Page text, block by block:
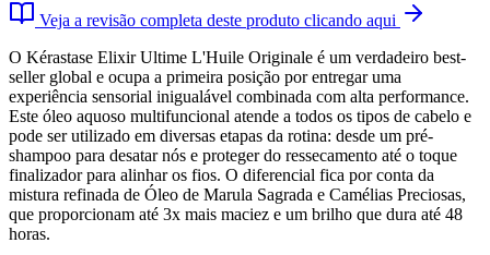
Veja a revisão completa deste produto clicando aqui
O Kérastase Elixir Ultime L'Huile Originale é um verdadeiro best-
seller global e ocupa a primeira posição por entregar uma
experiência sensorial inigualável combinada com alta performance.
Este óleo aquoso multifuncional atende a todos os tipos de cabelo e
pode ser utilizado em diversas etapas da rotina: desde um pré-
shampoo para desatar nós e proteger do ressecamento até o toque
finalizador para alinhar os fios. O diferencial fica por conta da
mistura refinada de Óleo de Marula Sagrada e Camélias Preciosas,
que proporcionam até 3x mais maciez e um brilho que dura até 48
horas.